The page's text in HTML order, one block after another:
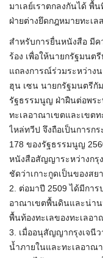
มาเลย์เราตกลงกันได้ พื้
ฝ่ายต่างยึดกฎหมายทะเล
สำหรับการยื่นหนังสือ มีค
ร้อง เพื่อให้นายกรัฐมนต
แถลงการณ์ร่วมระหว่าง
ฮุน​ เซน นายกรัฐมนตรีกั
รัฐธรรมนูญ​ ฝ่าฝืนต่อพระ
ทะเลอาณาเขตและเขตท
ไหล่ทวีป​ จึงถือเป็นการ
178 ของรัฐธรรมนูญ​
หนังสือสัญญาระหว่างกรุ
ชัดว่าเกาะกูดเป็นของสย
2. ต่อมาปี 2509 ได้มีกา
อาณาเขตพื้นดินและน่าน
พื้นท้องทะเลของทะเลอ
3. เมื่อ​อนุสัญญากรุงเจนี
น้ำภายในและทะเลอาณ